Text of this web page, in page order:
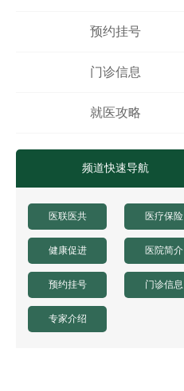
预约挂号
门诊信息
就医攻略
频道快速导航
医联医共 医疗保险
健康促进 医院简介
预约挂号 门诊信息
专家介绍